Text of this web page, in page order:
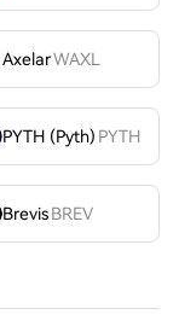
AxelarWAXL
PYTH (Pyth) PYTH
Brevis BREV